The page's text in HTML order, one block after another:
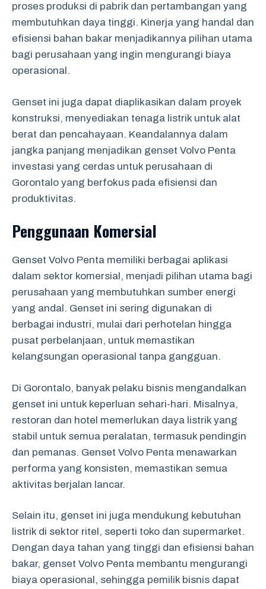
proses produksi di pabrik dan pertambangan yang
membutuhkan daya tinggi. Kinerja yang handal dan
efisiensi bahan bakar menjadikannya pilihan utama
bagi perusahaan yang ingin mengurangi biaya
operasional.
Genset ini juga dapat diaplikasikan dalam proyek
konstruksi, menyediakan tenaga listrik untuk alat
berat dan pencahayaan. Keandalannya dalam
jangka panjang menjadikan genset Volvo Penta
investasi yang cerdas untuk perusahaan di
Gorontalo yang berfokus pada efisiensi dan
produktivitas.
Penggunaan Komersial
Genset Volvo Penta memiliki berbagai aplikasi
dalam sektor komersial, menjadi pilihan utama bagi
perusahaan yang membutuhkan sumber energi
yang andal. Genset ini sering digunakan di
berbagai industri, mulai dari perhotelan hingga
pusat perbelanjaan, untuk memastikan
kelangsungan operasional tanpa gangguan.
Di Gorontalo, banyak pelaku bisnis mengandalkan
genset ini untuk keperluan sehari-hari. Misalnya,
restoran dan hotel memerlukan daya listrik yang
stabil untuk semua peralatan, termasuk pendingin
dan pemanas. Genset Volvo Penta menawarkan
performa yang konsisten, memastikan semua
aktivitas berjalan lancar.
Selain itu, genset ini juga mendukung kebutuhan
listrik di sektor ritel, seperti toko dan supermarket.
Dengan daya tahan yang tinggi dan efisiensi bahan
bakar, genset Volvo Penta membantu mengurangi
biaya operasional, sehingga pemilik bisnis dapat